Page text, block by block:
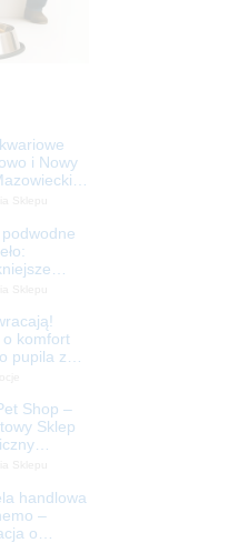
i Nowy
–
i Nowy
o komfort
pupila z
Shop –
Sklep
handlowa
–
o